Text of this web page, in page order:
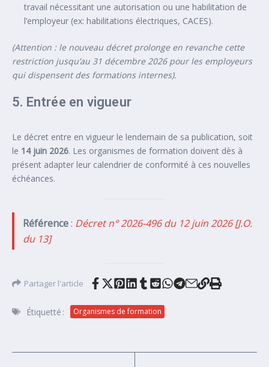
travail nécessitant une autorisation ou une habilitation de
l’employeur (ex: habilitations électriques, CACES).
(Attention : le nouveau décret prolonge en revanche cette
restriction jusqu’au 31 décembre 2026 pour les employeurs
qui dispensent des formations internes).
5. Entrée en vigueur
Le décret entre en vigueur le lendemain de sa publication, soit
le 14 juin 2026. Les organismes de formation doivent dès à
présent adapter leur calendrier de conformité à ces nouvelles
échéances.
Référence: Décret n° 2026-496 du 12 juin 2026 [J.O.
du 13]
Partager l'article
Étiquetté : Organismes de formation